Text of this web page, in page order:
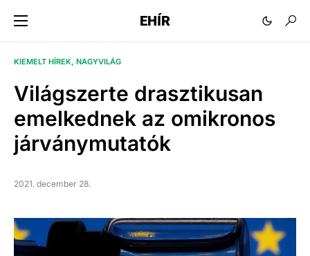
EHÍR
KIEMELT HÍREK NAGYVILÁG
Világszerte drasztikusan
emelkednek az omikronos
járványmutatók
2021. december 28.